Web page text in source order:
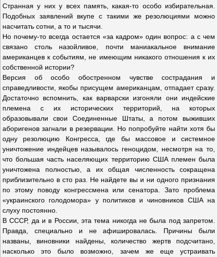
Странная у них у всех память, какая-то особо избирательная.
Подобных заявлений вкупе с такими же резолюциями можно
насчитать сотни, а то и тысячи.
Но почему-то всегда остается «за кадром» один вопрос: а с чем
связано столь назойливое, почти маниакальное внимание
американцев к событиям, не имеющим никакого отношения к их
собственной истории?
Версия об особо обостренном чувстве сострадания и
справедливости, якобы присущем американцам, отпадает сразу.
Достаточно вспомнить, как варварски изгоняли они индейские
племена с их исторических территорий, на которых
образовывали свои Соединенные Штаты, а потом выживших
аборигенов загнали в резервации. Но попробуйте найти хотя бы
одну резолюцию Конгресса, где бы массовое и системное
уничтожение индейцев называлось геноцидом, несмотря на то,
что большая часть населяющих территорию США племен была
уничтожена полностью, а их общая численность сокращена
приблизительно в сто раз. Не найдете вы и ни одного признания
по этому поводу конгрессмена или сенатора. Зато проблема
«украинского голодомора» у политиков и чиновников США на
слуху постоянно.
В СССР, да и в России, эта тема никогда не была под запретом.
Правда, специально и не афишировалась. Причины были
названы, виновники найдены, количество жертв подсчитано,
насколько это было возможно, зачем же еще устраивать